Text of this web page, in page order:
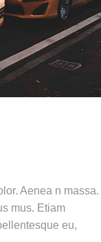
Aenea n massa.
mus. Etiam
eu,